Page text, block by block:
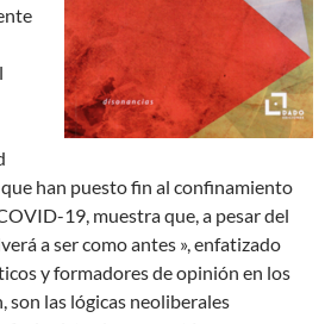
han puesto fin al confinamiento
19, muestra que, a pesar del
a ser como antes », enfatizado
y formadores de opinión en los
son las lógicas neoliberales